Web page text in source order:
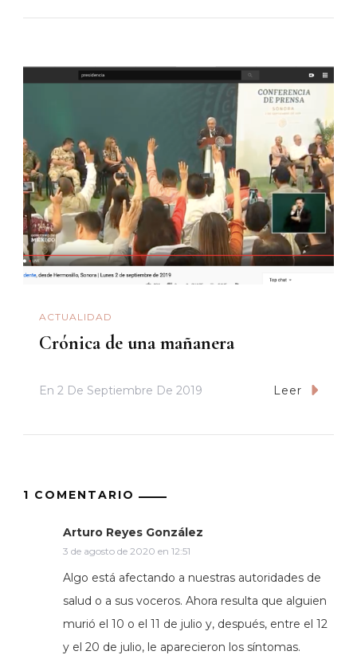
ACTUALIDAD
Crónica de una mañanera
En 2 De Septiembre De 2019 Leer
1 COMENTARIO
Arturo Reyes González
3 de agosto de 2020 en 12:51
Algo está afectando a nuestras autoridades de
salud o a sus voceros. Ahora resulta que alguien
murió el 10 o el 11 de julio y, después, entre el 12
y el 20 de julio, le aparecieron los síntomas.